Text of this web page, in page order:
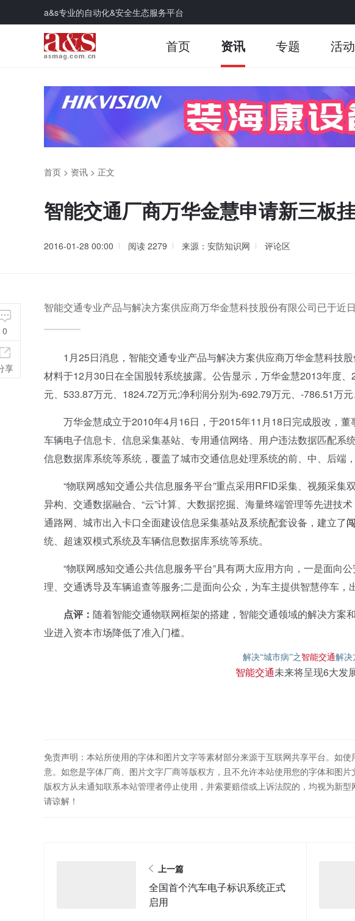
a&s专业的自动化&安全生态服务平台
首页 资讯 专题 活动
首页 > 资讯 > 正文
智能交通厂商万华金慧申请新三板
2016-01-28 00:00 阅读 2279 来源：安防知识网 评论区
智能交通专业产品与解决方案供应商万华金慧科技股份有限公司已于近
1月25日消息，智能交通专业产品与解决方案供应商万华金慧科技
材料于12月30日在全国股转系统披露。公告显示，万华金慧2013年度
元、533.87万元、1824.72万元;净利润分别为-692.79万元、-786.51万元
万华金慧成立于2010年4月16日，于2015年11月18日完成股改，董
车辆电子信息卡、信息采集基站、专用通信网络、用户违法数据匹配系
信息数据库系统等系统，覆盖了城市交通信息处理系统的前、中、后端
“物联网感知交通公共信息服务平台”重点采用RFID采集、视频采集
异构、交通数据融合、“云”计算、大数据挖掘、海量终端管理等先进技
通路网、城市出入卡口全面建设信息采集基站及系统配套设备，建立了
统、超速双模式系统及车辆信息数据库系统等系统。
“物联网感知交通公共信息服务平台”具有两大应用方向，一是面向
理、交通诱导及车辆追查等服务;二是面向公众，为车主提供智慧停车，
点评： 随着智能交通物联网框架的搭建，智能交通领域的解决方案
业进入资本市场降低了准入门槛。
解决“城市病”之智能交通解决
智能交通未来将呈现6大发
免责声明：本站所使用的字体和图片文字等素材部分来源于互联网共享平台。如
意。如您是字体厂商、图片文字厂商等版权方，且不允许本站使用您的字体和图
版权方从未通知联系本站管理者停止使用，并索要赔偿或上诉法院的，均视为新
请谅解！
上一篇
全国首个汽车电子标识系统正式
启用
0
享